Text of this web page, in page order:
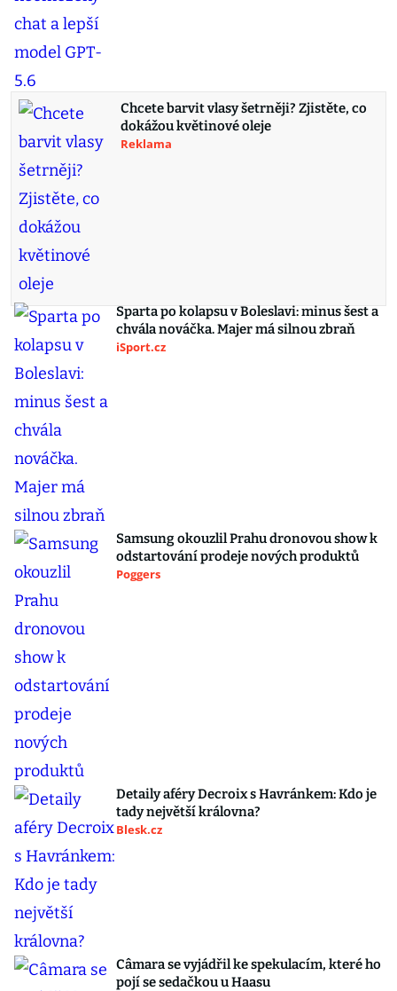
Chcete barvit vlasy šetrněji? Zjistěte, co
dokážou květinové oleje
Reklama
Sparta po kolapsu v Boleslavi: minus šest a
chvála nováčka. Majer má silnou zbraň
iSport.cz
Samsung okouzlil Prahu dronovou show k
odstartování prodeje nových produktů
Poggers
Detaily aféry Decroix s Havránkem: Kdo je
tady největší královna?
Blesk.cz
Câmara se vyjádřil ke spekulacím, které ho
pojí se sedačkou u Haasu